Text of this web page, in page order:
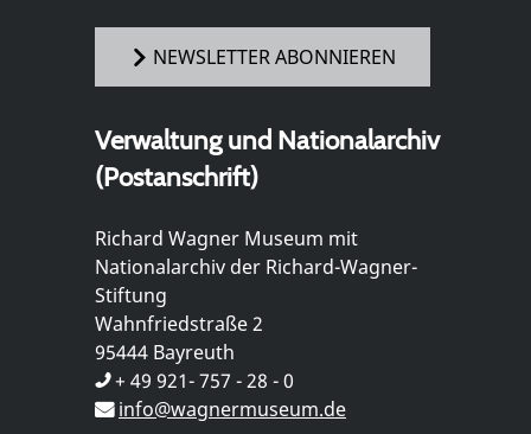
NEWSLETTER ABONNIEREN
Verwaltung und Nationalarchiv
(Postanschrift)
Richard Wagner Museum mit
Nationalarchiv der Richard-Wagner-
Stiftung
Wahnfriedstraße 2
95444 Bayreuth
+ 49 921- 757 - 28 - 0
info@wagnermuseum.de